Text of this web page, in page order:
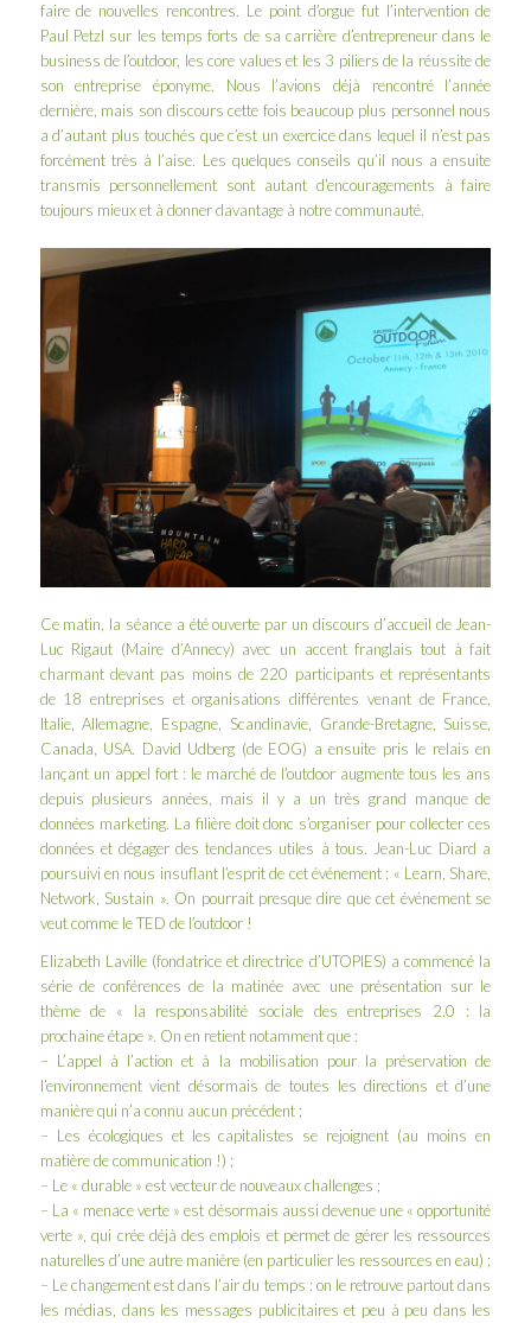
faire de nouvelles rencontres. Le point d’orgue fut l’intervention de
Paul Petzl sur les temps forts de sa carrière d’entrepreneur dans le
business de l’outdoor, les core values et les 3 piliers de la réussite de
son entreprise éponyme. Nous l’avions déjà rencontré l’année
dernière, mais son discours cette fois beaucoup plus personnel nous
a d’autant plus touchés que c’est un exercice dans lequel il n’est pas
forcément très à l’aise. Les quelques conseils qu’il nous a ensuite
transmis personnellement sont autant d’encouragements à faire
toujours mieux et à donner davantage à notre communauté.
Ce matin, la séance a été ouverte par un discours d’accueil de Jean-
Luc Rigaut (Maire d’Annecy) avec un accent franglais tout à fait
charmant devant pas moins de 220 participants et représentants
de 18 entreprises et organisations différentes venant de France,
Italie, Allemagne, Espagne, Scandinavie, Grande-Bretagne, Suisse,
Canada, USA. David Udberg (de EOG) a ensuite pris le relais en
lançant un appel fort : le marché de l’outdoor augmente tous les ans
depuis plusieurs années, mais il y a un très grand manque de
données marketing. La filière doit donc s’organiser pour collecter ces
données et dégager des tendances utiles à tous. Jean-Luc Diard a
poursuivi en nous insuflant l’esprit de cet événement : « Learn, Share,
Network, Sustain ». On pourrait presque dire que cet événement se
veut comme leTED de l’outdoor !
Elizabeth Laville (fondatrice et directrice d’UTOPIES) a commencé la
série de conférences de la matinée avec une présentation sur le
thème de « la responsabilité sociale des entreprises 2.0 : la
prochaine étape ». On en retient notamment que :
– L’appel à l’action et à la mobilisation pour la préservation de
l’environnement vient désormais de toutes les directions et d’une
manière qui n’a connu aucun précédent ;
– Les écologiques et les capitalistes se rejoignent (au moins en
matière de communication !) ;
– Le « durable » est vecteur de nouveaux challenges ;
– La « menace verte » est désormais aussi devenue une « opportunité
verte », qui crée déjà des emplois et permet de gérer les ressources
naturelles d’une autre manière (en particulier les ressources en eau) ;
– Le changement est dans l’air du temps : on le retrouve partout dans
les médias, dans les messages publicitaires et peu à peu dans les